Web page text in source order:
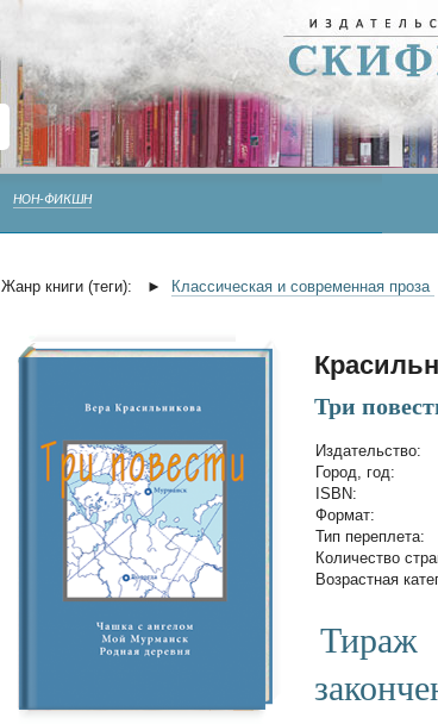
НОН-ФИКШН
Жанр книги (теги): ► Классическая и современная проза
Три
Издательство:
Город, год:
ISBN:
Формат:
Тип переплета:
Количество
Возрастная
Тираж